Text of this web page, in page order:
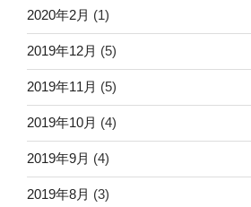
2020年2月 (1)
2019年12月 (5)
2019年11月 (5)
2019年10月 (4)
2019年9月 (4)
2019年8月 (3)